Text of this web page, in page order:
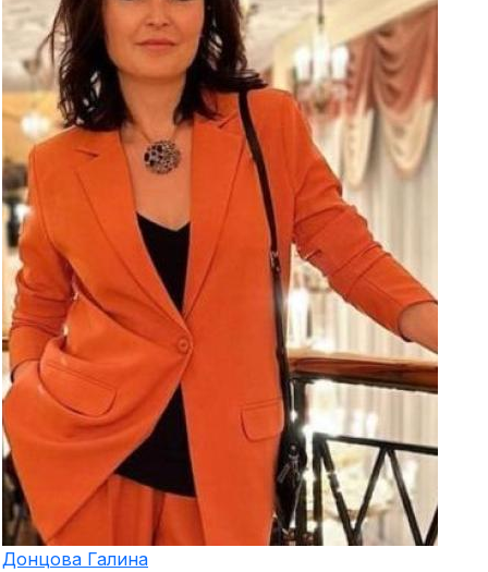
Донцова Галина